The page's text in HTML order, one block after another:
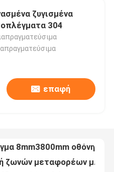
ζυγισμένα
304
επαφή
Ήπιος ενισχυμένη SS ζώνη μεταφορέων συνδέσεων αλυσίδων ζωνών μεταφορέων μετάλλων
Αυτοφερόμενη δομή ζωνών μεταφορέων μετάλλων ζωνών μεταφορέων πιάτων αλυσίδων
0.5um-200um ανοξείδωτο 304 πλέγματος οθόνης φίλτρων δίσκων φύλλων